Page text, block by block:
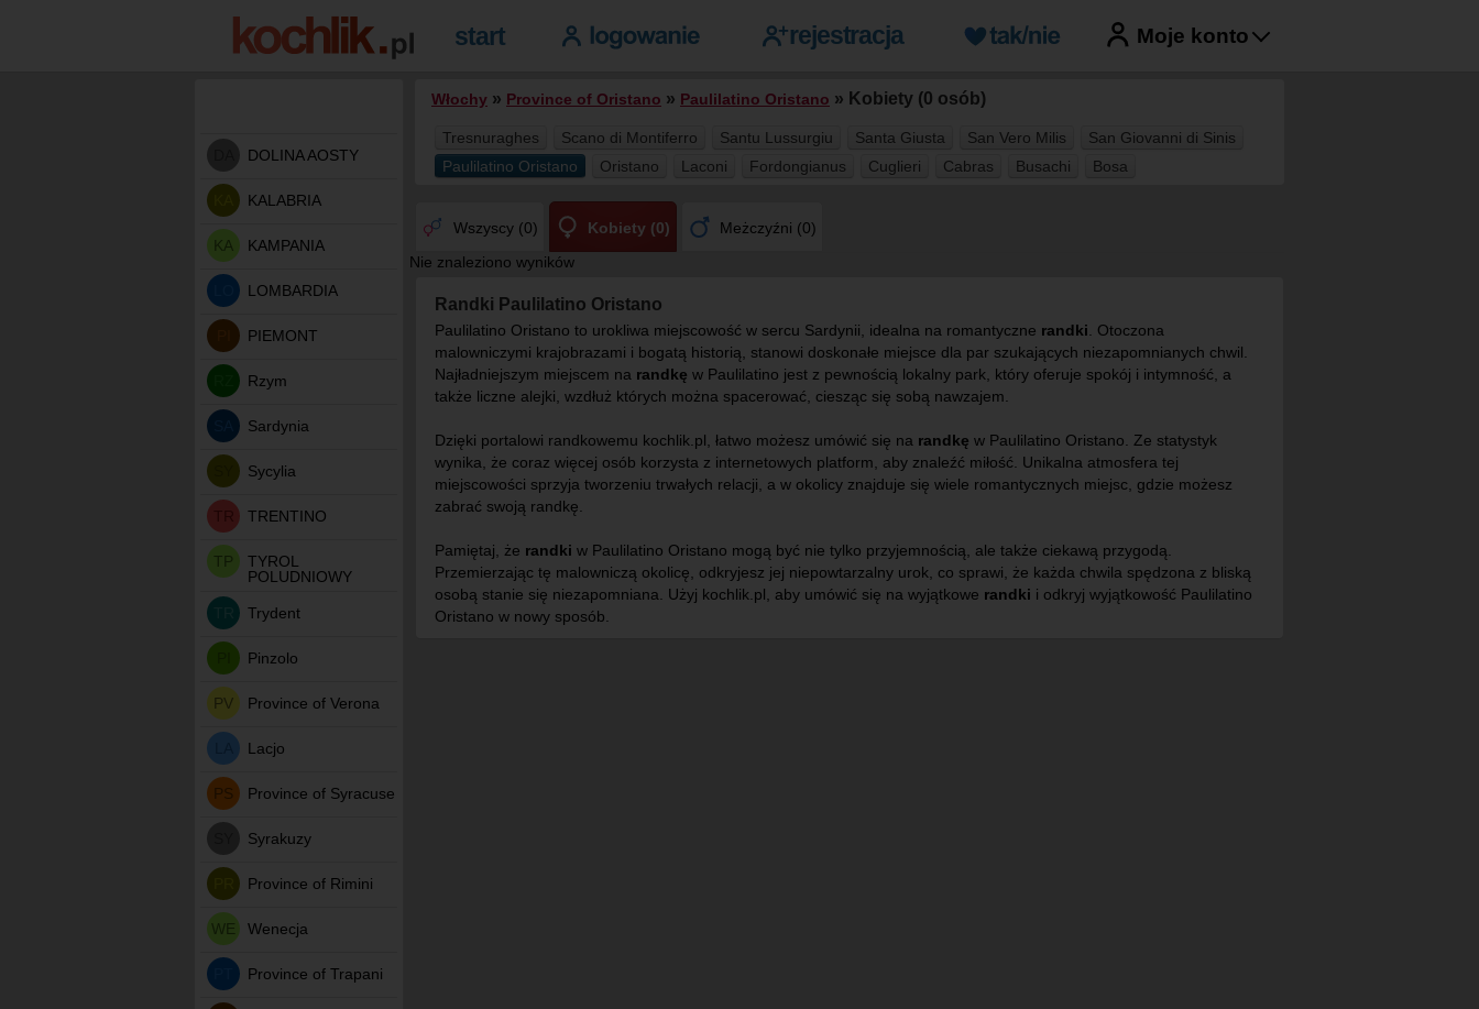
Moje konto
DOLINA AOSTY
KALABRIA
KA KAMPANIA
LOMBARDIA
PIEMONT
Rzym
Sardynia
Sycylia
TRENTINO
TP
TYROL
POLUDNIOWY
Trydent
Pinzolo
PV Province of Verona
Lacjo
PS Province of Syracuse
Syrakuzy
Province of Rimini
WE Wenecja
Province of Trapani
Włochy » Province of Oristano » Paulilatino Oristano » Kobiety (0 osób)
Tresnuraghes Scano di Montiferro Santu Lussurgiu Santa Giusta San Vero Milis
San Giovanni di Sinis
Paulilatino Oristano
Oristano Laconi Fordongianus Cuglieri Cabras Busachi Bosa
Wszyscy (0) Kobiety (0)
Meżczyźni (0)
Nie znaleziono wyników
Randki Paulilatino Oristano
Paulilatino Oristano to urokliwa miejscowość w sercu Sardynii, idealna na romantyczne randki . Otoczona
malowniczymi krajobrazami i bogatą historią, stanowi doskonałe miejsce dla par szukających niezapomnianych chwil.
Najładniejszym miejscem na randkę w Paulilatino jest z pewnością lokalny park, który oferuje spokój i intymność, a
także liczne alejki, wzdłuż których można spacerować, ciesząc się sobą nawzajem.
Dzięki portalowi randkowemu kochlik.pl, łatwo możesz umówić się na randkę w Paulilatino Oristano. Ze statystyk
wynika, że coraz więcej osób korzysta z internetowych platform, aby znaleźć miłość. Unikalna atmosfera tej
miejscowości sprzyja tworzeniu trwałych relacji, a w okolicy znajduje się wiele romantycznych miejsc, gdzie możesz
zabrać swoją randkę.
Pamiętaj, że randki w Paulilatino Oristano mogą być nie tylko przyjemnością, ale także ciekawą przygodą.
Przemierzając tę malowniczą okolicę, odkryjesz jej niepowtarzalny urok, co sprawi, że każda chwila spędzona z bliską
osobą stanie się niezapomniana. Użyj kochlik.pl, aby umówić się na wyjątkowe randki i odkryj wyjątkowość Paulilatino
Oristano w nowy sposób.